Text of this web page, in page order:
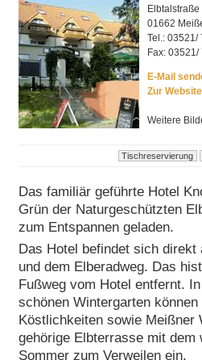
Elbtalstraße
01662
Tel.: 03521/
Fax: 03521/
E-Mail
Zur Website
Weitere
Das familiär geführte Hotel
Grün der Naturgeschützten
zum Entspannen geladen.
Das Hotel befindet sich
und dem Elberadweg. Das
Fußweg vom Hotel entfernt.
schönen Wintergarten
Köstlichkeiten sowie Meißner
gehörige Elbterrasse mit dem
Sommer zum Verweilen ein.